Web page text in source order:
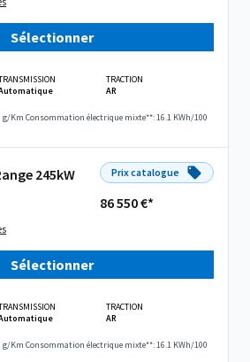
Sélectionner
TRACTION
AR
g/Km Consommation électrique mixte**: 16.1 KWh/100
245kW
Prix catalogue
86 550 €*
Sélectionner
TRACTION
AR
g/Km Consommation électrique mixte**: 16.1 KWh/100